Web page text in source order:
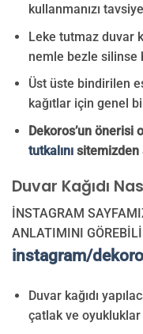
kullanmanızı
Leke tutmaz duvar
nemle bezle silinse
Üst üste bindirilen
kağıtlar için genel
Dekoros’un önerisi
tutkalınısitemizden
Duvar Kağıdı
İNSTAGRAM
ANLATIMINI
instagram/
Duvar kağıdı
çatlak ve oyukluklar